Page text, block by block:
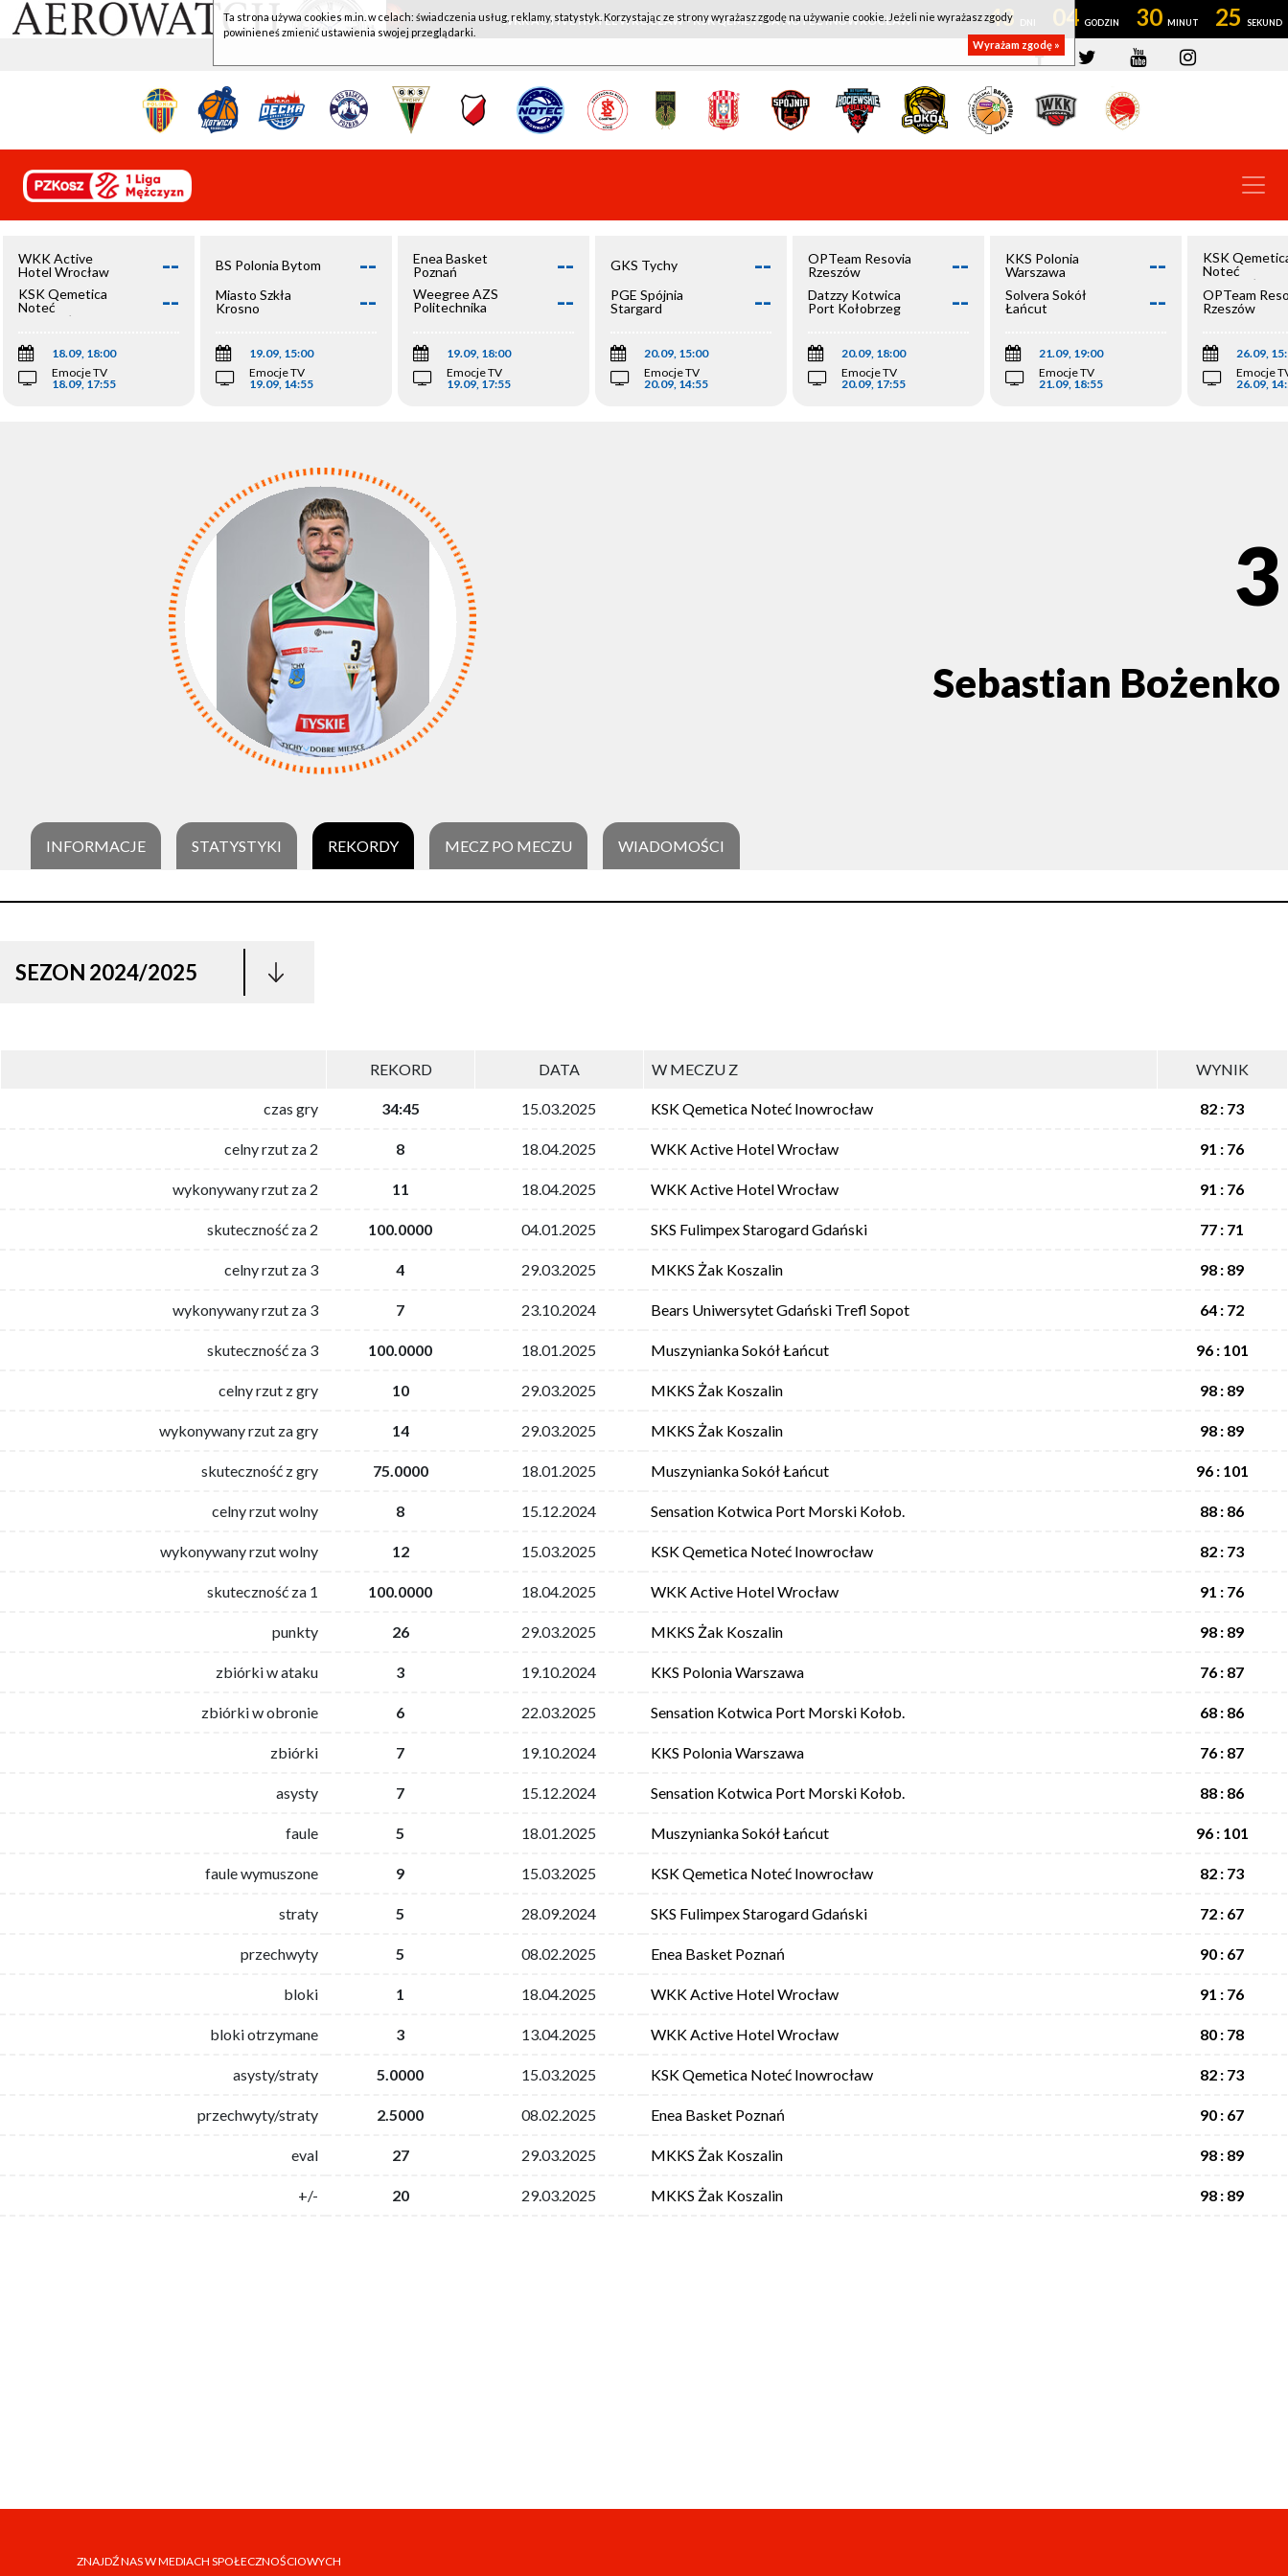
WKK ACTIVE HOTEL WROCŁAW - KSK QEMETICA NOTEĆ INOWROCŁAW 43 04 30 24
WKK Active
Hotel Wrocław
--
KSK Qemetica
Noteć
Inowrocław
--
18.09, 18:00
Emocje TV
18.09, 17:55
BS Polonia Bytom --
Miasto Szkła
Krosno
--
19.09, 15:00
Emocje TV
19.09, 14:55
Enea Basket
Poznań
--
Weegree AZS
Politechnika
--
19.09, 18:00
Emocje TV
19.09, 17:55
GKS Tychy --
PGE Spójnia
Stargard
--
20.09, 15:00
Emocje TV
20.09, 14:55
OPTeam Resovia
Rzeszów
--
Datzzy Kotwica
Port Kołobrzeg
--
20.09, 18:00
Emocje TV
20.09, 17:55
KKS Polonia
Warszawa
--
Solvera Sokół
Łańcut
--
21.09, 19:00
Emocje TV
21.09, 18:55
KSK
Noteć
Inowrocław
OPTeam
Rzeszów
26.09,
Emocje
26.09,
3
Sebastian Bożenko
INFORMACJE STATYSTYKI REKORDY MECZ PO MECZU WIADOMOŚCI
SEZON 2024/2025
REKORD DATA W MECZU Z WYNIK
czas gry 34:45 15.03.2025 KSK Qemetica Noteć Inowrocław 82 : 73
celny rzut za 2 8 18.04.2025 WKK Active Hotel Wrocław 91 : 76
wykonywany rzut za 2 11 18.04.2025 WKK Active Hotel Wrocław 91 : 76
skuteczność za 2 100.0000 04.01.2025 SKS Fulimpex Starogard Gdański 77 : 71
celny rzut za 3 4 29.03.2025 MKKS Żak Koszalin 98 : 89
wykonywany rzut za 3 7 23.10.2024 Bears Uniwersytet Gdański Trefl Sopot 64 : 72
skuteczność za 3 100.0000 18.01.2025 Muszynianka Sokół Łańcut 96 : 101
celny rzut z gry 10 29.03.2025 MKKS Żak Koszalin 98 : 89
wykonywany rzut za gry 14 29.03.2025 MKKS Żak Koszalin 98 : 89
skuteczność z gry 75.0000 18.01.2025 Muszynianka Sokół Łańcut 96 : 101
celny rzut wolny 8 15.12.2024 Sensation Kotwica Port Morski Kołob. 88 : 86
wykonywany rzut wolny 12 15.03.2025 KSK Qemetica Noteć Inowrocław 82 : 73
skuteczność za 1 100.0000 18.04.2025 WKK Active Hotel Wrocław 91 : 76
punkty 26 29.03.2025 MKKS Żak Koszalin 98 : 89
zbiórki w ataku 3 19.10.2024 KKS Polonia Warszawa 76 : 87
zbiórki w obronie 6 22.03.2025 Sensation Kotwica Port Morski Kołob. 68 : 86
zbiórki 7 19.10.2024 KKS Polonia Warszawa 76 : 87
asysty 7 15.12.2024 Sensation Kotwica Port Morski Kołob. 88 : 86
faule 5 18.01.2025 Muszynianka Sokół Łańcut 96 : 101
faule wymuszone 9 15.03.2025 KSK Qemetica Noteć Inowrocław 82 : 73
straty 5 28.09.2024 SKS Fulimpex Starogard Gdański 72 : 67
przechwyty 5 08.02.2025 Enea Basket Poznań 90 : 67
bloki 1 18.04.2025 WKK Active Hotel Wrocław 91 : 76
bloki otrzymane 3 13.04.2025 WKK Active Hotel Wrocław 80 : 78
asysty/straty 5.0000 15.03.2025 KSK Qemetica Noteć Inowrocław 82 : 73
przechwyty/straty 2.5000 08.02.2025 Enea Basket Poznań 90 : 67
eval 27 29.03.2025 MKKS Żak Koszalin 98 : 89
+/- 20 29.03.2025 MKKS Żak Koszalin 98 : 89
ZNAJDŹ NAS W MEDIACH SPOŁECZNOŚCIOWYCH
Ta strona używa cookies m.in. w celach: świadczenia usług, reklamy, statystyk. Korzystając ze strony wyrażasz zgodę na używanie cookie. Jeżeli nie wyrażasz zgody
powinieneś zmienić ustawienia swojej przeglądarki.
Wyrażam zgodę »